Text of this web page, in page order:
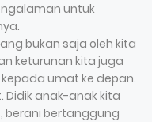
untuk
bukan saja oleh kita
keturunan kita juga
umat ke depan.
anak-anak kita
berani bertanggung